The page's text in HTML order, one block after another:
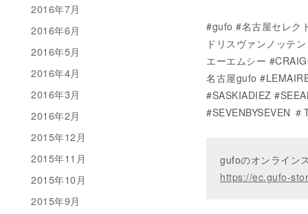
#gufo #名古屋セレク
ドリスヴァンノッテ
エーエムシー
名古屋gufo
#SASKIADIEZ
#SEVENBYSEVEN
gufoのオンライン
https://ec.gufo-
2016年7月
2016年6月
2016年5月
2016年4月
2016年3月
2016年2月
2015年12月
2015年11月
2015年10月
2015年9月